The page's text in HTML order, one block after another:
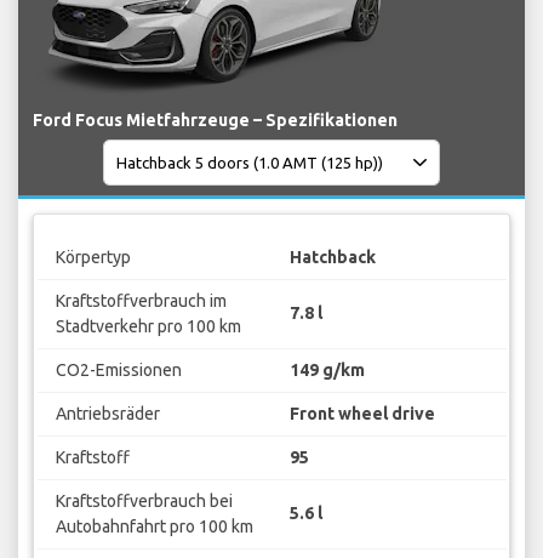
Ford Focus Mietfahrzeuge – Spezifikationen
Körpertyp Hatchback
Kraftstoffverbrauch im
Stadtverkehr pro 100 km
7.8 l
CO2-Emissionen 149 g/km
Antriebsräder Front wheel drive
Kraftstoff 95
Kraftstoffverbrauch bei
Autobahnfahrt pro 100 km
5.6 l